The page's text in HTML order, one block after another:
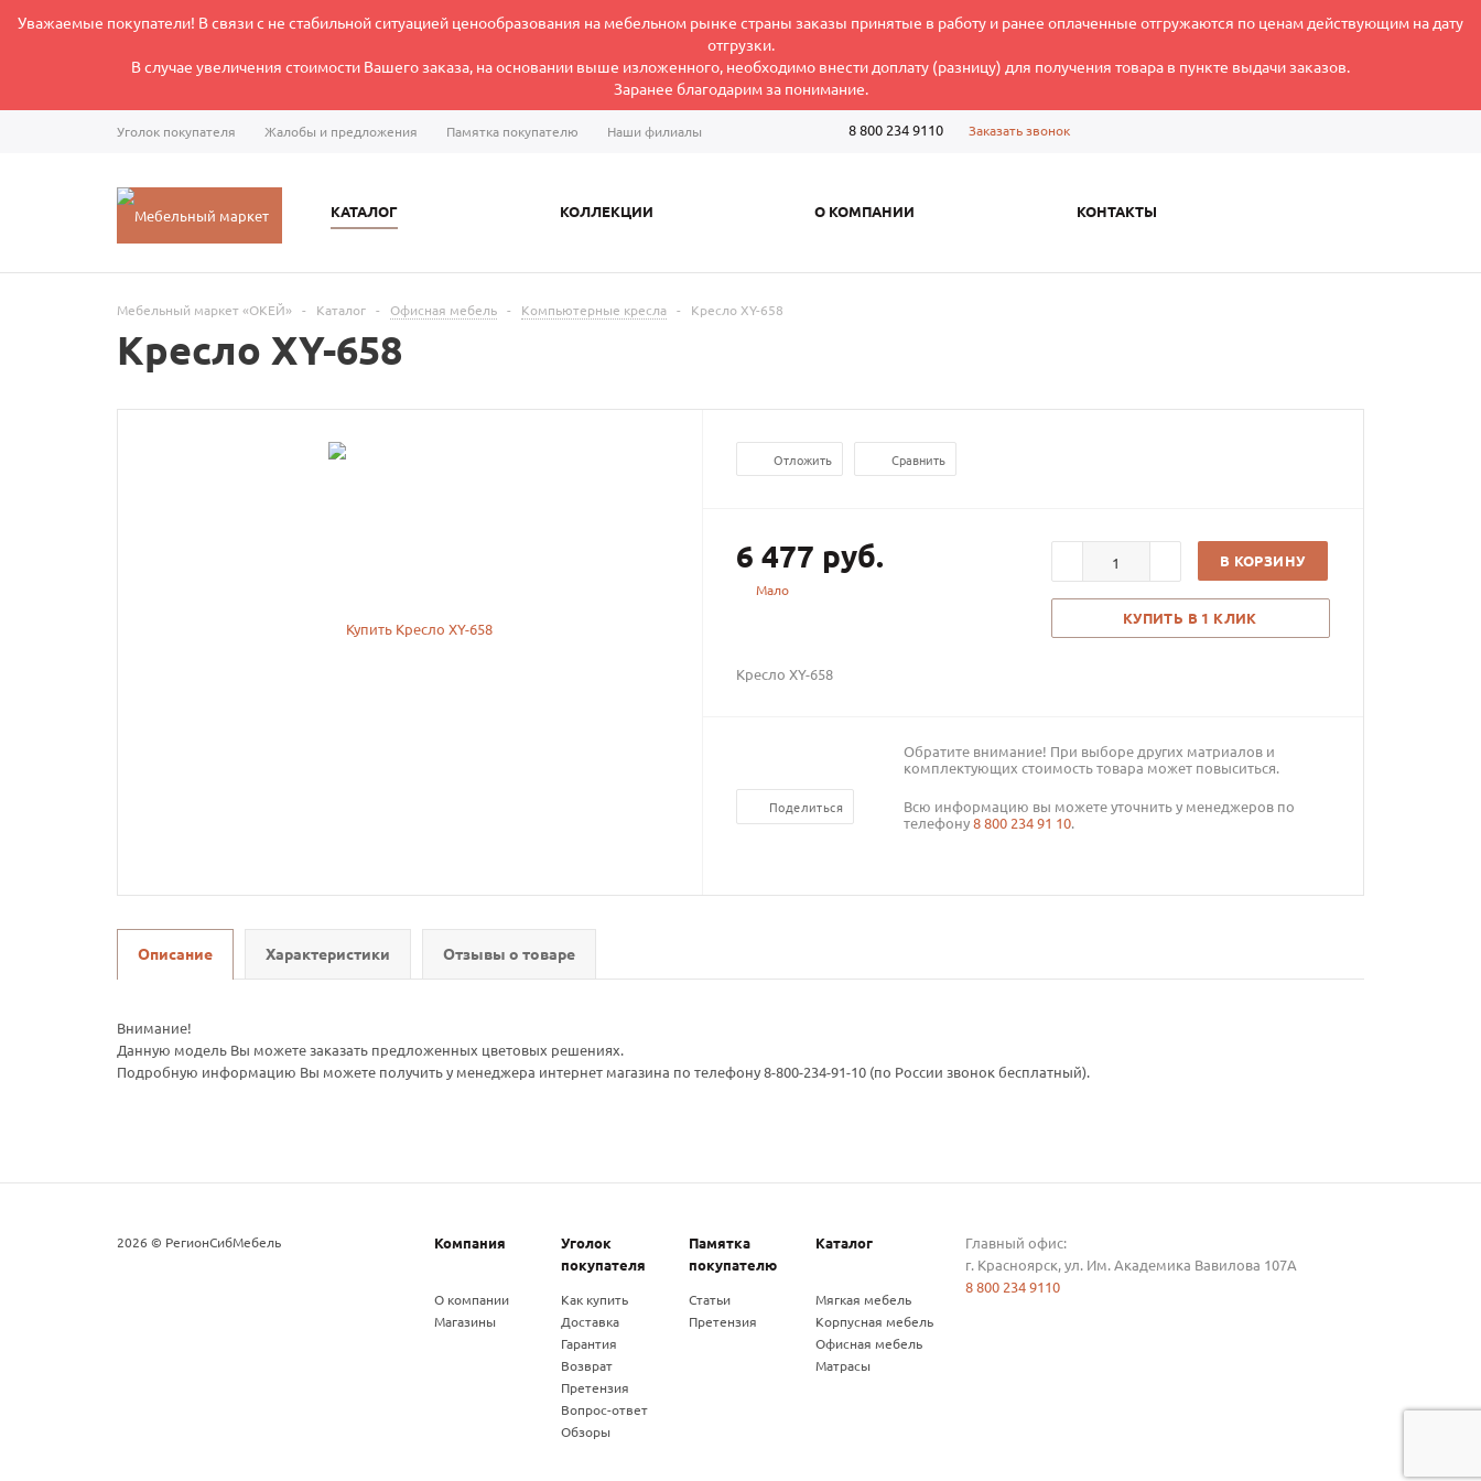
Уважаемые покупатели! В связи с не стабильной ситуацией ценообразования на мебельном рынке страны заказы принятые в работу и ранее оплаченные отгружаются по ценам действующим на дату
отгрузки.
В случае увеличения стоимости Вашего заказа, на основании выше изложенного, необходимо внести доплату (разницу) для получения товара в пункте выдачи заказов.
Заранее благодарим за понимание.
Уголок покупателя Жалобы и предложения Памятка покупателю Наши филиалы 8 800 234 9110 Заказать звонок
КАТАЛОГ КОЛЛЕКЦИИ О КОМПАНИИ КОНТАКТЫ
Мебельный маркет «ОКЕЙ» - Каталог - Офисная мебель - Компьютерные кресла - Кресло XY-658
Кресло XY-658
Отложить Сравнить
6 477 руб.
Мало
В КОРЗИНУ
КУПИТЬ В 1 КЛИК
Кресло XY-658
Поделиться
Обратите внимание! При выборе других матриалов и
комплектующих стоимость товара может повыситься.
Всю информацию вы можете уточнить у менеджеров по
телефону8 800 234 91 10.
Описание Характеристики Отзывы о товаре
Внимание!
Данную модель Вы можете заказать предложенных цветовых решениях.
Подробную информацию Вы можете получить у менеджера интернет магазина по телефону 8-800-234-91-10 (по России звонок бесплатный).
2026 © РегионСибМебель Компания
Уголок
покупателя
Памятка
покупателю
Каталог
О компании
Магазины
Как купить
Доставка
Гарантия
Возврат
Претензия
Вопрос-ответ
Обзоры
Статьи
Претензия
Мягкая мебель
Корпусная мебель
Офисная мебель
Матрасы
Главный офис:
г. Красноярск, ул. Им. Академика Вавилова 107А
8 800 234 9110